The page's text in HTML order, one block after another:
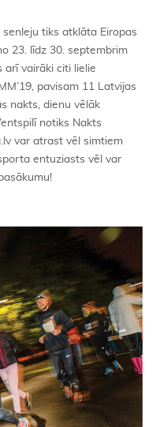
tiks atklāta Eiropas
23. līdz 30. septembrim
arī vairāki citi lielie
pavisam 11 Latvijas
nakts, dienu vēlāk
notiks Nakts
var atrast vēl simtiem
entuziasts vēl var